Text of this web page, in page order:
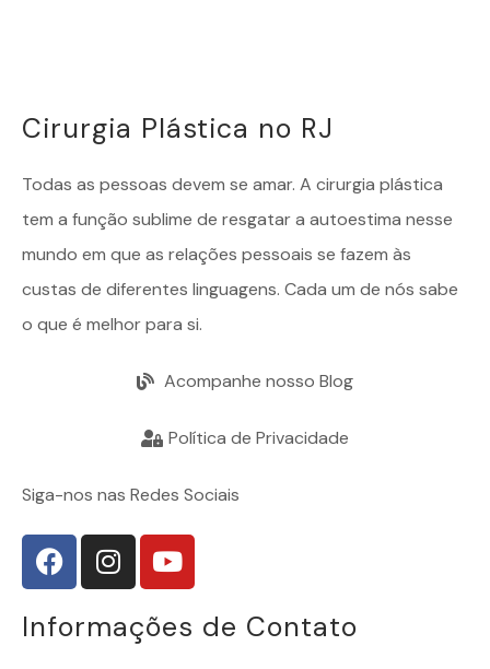
Cirurgia Plástica no RJ
Todas as pessoas devem se amar. A cirurgia plástica
tem a função sublime de resgatar a autoestima nesse
mundo em que as relações pessoais se fazem às
custas de diferentes linguagens. Cada um de nós sabe
o que é melhor para si.
Acompanhe nosso Blog
Política de Privacidade
Siga-nos nas Redes Sociais
Informações de Contato